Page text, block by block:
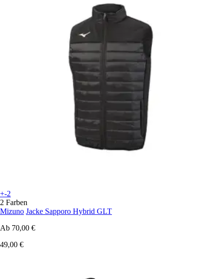
+-2
2 Farben
Mizuno Jacke Sapporo Hybrid GLT
Ab 70,00 €
49,00 €